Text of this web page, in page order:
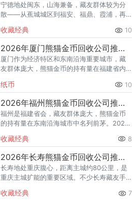
宁德地处闽东，山海兼备，藏友群体较为分
散——从蕉城城区到福安、福鼎、霞浦，再
想要集中咨询或跑一趟实体店都不太现实。
对于宁德藏友来说，手里的熊猫
收藏经典 10
2026年厦门熊猫金币回收公司推荐 你的金币适合哪种回收方式？
厦门作为经济特区和东南沿海重要城市，藏
友群体庞大，熊猫金币的持有量在福建省内
运行，不少厦门藏友想趁高出手，却面临一
个常见困惑：厦门市面上收
纸币 10
2026年福州熊猫金币回收公司推荐 福州回收熊猫金币的地方
福州是福建省会，藏友群体庞大，熊猫金币
的持有量在东南沿海城市中名列前茅。2026
想趁高出手，却面临一个实际困惑：福州市
面上回收黄金的地方不少，
收藏经典 8
2026年长寿熊猫金币回收公司推荐 长寿哪里回收熊猫金币
长寿地处重庆腹心，距离主城约80公里，是
重庆主城扩能的重要区域。不少长寿藏友手
的近年才从银行购入——持币时间不同，出
收藏经典 7